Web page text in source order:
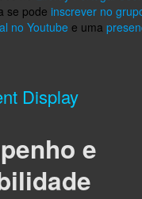
se pode inscrever no
no Youtube e uma
Display
e